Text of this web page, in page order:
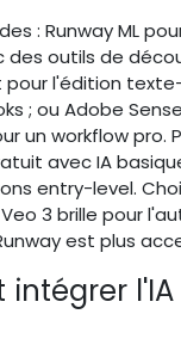
: Runway ML
des outils de
pour l'édition
; ou Adobe
un workflow pro.
avec IA
entry-level.
3 brille pour
est plus